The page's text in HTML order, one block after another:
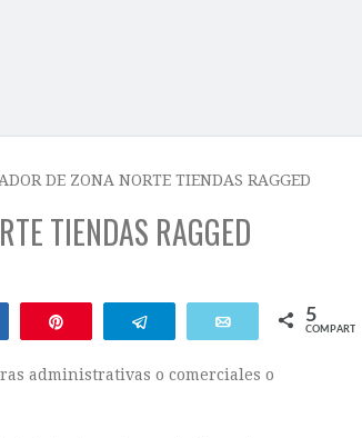
DE ZONA NORTE TIENDAS RAGGED
TIENDAS RAGGED
Telegram Email 5
COMPARTIR
administrativas o comerciales o